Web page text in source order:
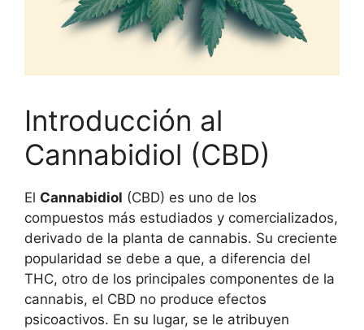
Introducción al
Cannabidiol (CBD)
El Cannabidiol (CBD) es uno de los
compuestos más estudiados y comercializados,
derivado de la planta de cannabis. Su creciente
popularidad se debe a que, a diferencia del
THC, otro de los principales componentes de la
cannabis, el CBD no produce efectos
psicoactivos. En su lugar, se le atribuyen